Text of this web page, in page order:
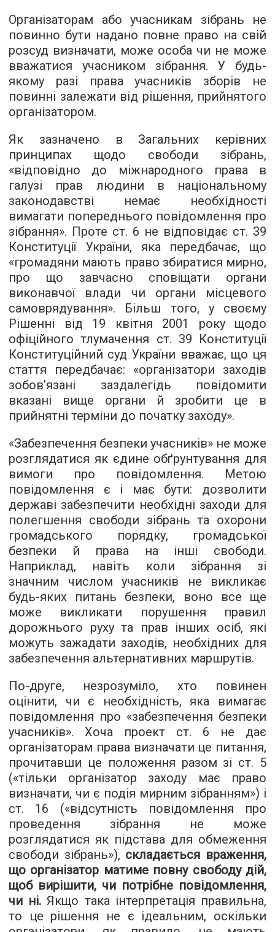
Організаторам або учасникам зібрань не
повинно бути надано повне право на свій
розсуд визначати, може особа чи не може
вважатися учасником зібрання. У будь-
якому разі права учасників зборів не
повинні залежати від рішення, прийнятого
організатором.
Як зазначено в Загальних керівних
принципах щодо свободи зібрань,
«відповідно до міжнародного права в
галузі прав людини в національному
законодавстві немає необхідності
вимагати попереднього повідомлення про
зібрання». Проте ст. 6 не відповідає ст. 39
Конституції України, яка передбачає, що
«громадяни мають право збиратися мирно,
про що завчасно сповіщати органи
виконавчої влади чи органи місцевого
самоврядування». Більш того, у своєму
Рішенні від 19 квітня 2001 року щодо
офіційного тлумачення ст. 39 Конституції
Конституційний суд України вважає, що ця
стаття передбачає: «організатори заходів
зобов’язані заздалегідь повідомити
вказані вище органи й зробити це в
прийнятні терміни до початку заходу».
«Забезпечення безпеки учасників» не може
розглядатися як єдине обґрунтування для
вимоги про повідомлення. Метою
повідомлення є і має бути: дозволити
державі забезпечити необхідні заходи для
полегшення свободи зібрань та охорони
громадського порядку, громадської
безпеки й права на інші свободи.
Наприклад, навіть коли зібрання зі
значним числом учасників не викликає
будь-яких питань безпеки, воно все ще
може викликати порушення правил
дорожнього руху та прав інших осіб, які
можуть зажадати заходів, необхідних для
забезпечення альтернативних маршрутів.
По-друге, незрозуміло, хто повинен
оцінити, чи є необхідність, яка вимагає
повідомлення про «забезпечення безпеки
учасників». Хоча проект ст. 6 не дає
організаторам права визначати це питання,
прочитавши це положення разом зі ст. 5
(«тільки організатор заходу має право
визначати, чи є подія мирним зібранням») і
ст. 16 («відсутність повідомлення про
проведення зібрання не може
розглядатися як підстава для обмеження
свободи зібрань»), складається враження,
що організатор матиме повну свободу дій,
щоб вирішити, чи потрібне повідомлення,
чи ні. Якщо така інтерпретація правильна,
то це рішення не є ідеальним, оскільки